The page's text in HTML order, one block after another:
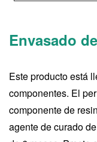
Envasado
Este producto está
componentes. El
componente de
agente de curado